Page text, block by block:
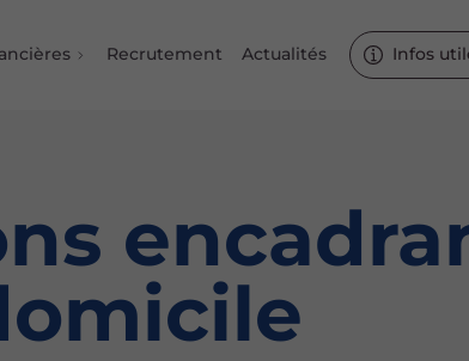
Recrutement Actualités Infos